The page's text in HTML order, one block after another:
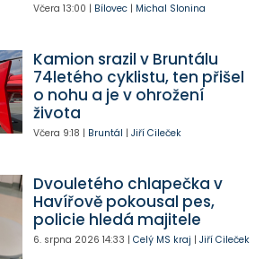
Včera 13:00 | Bílovec| Michal Slonina
Kamion srazil v Bruntálu
74letého cyklistu, ten přišel
o nohu a je v ohrožení
života
Včera 9:18 | Bruntál | Jiří Cileček
Dvouletého chlapečka v
Havířově pokousal pes,
policie hledá majitele
6. srpna 2026 14:33 | Celý MS kraj | Jiří Cileček